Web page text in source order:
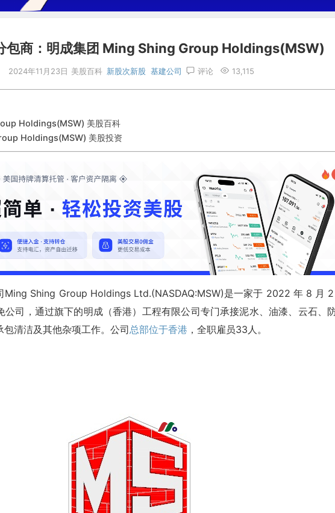
包商：明成集团 Ming Shing Group Holdings(MSW)
2024年11月23日 美股百科 新股次新股 基建公司 评论 13,115
Holdings(MSW) 美股百科
Holdings(MSW) 美股投资
Ming Shing Group Holdings Ltd.(NASDAQ:MSW)是一家于 2022 年 8 月
公司，通过旗下的明成（香港）工程有限公司专门承接泥水、油漆、云石、
清洁及其他杂项工作。公司总部位于香港 ，全职雇员33人。